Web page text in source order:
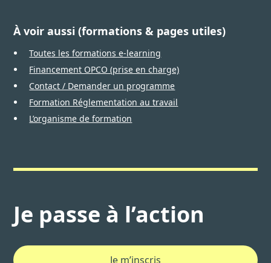
À voir aussi (formations & pages utiles)
Toutes les formations e-learning
Financement OPCO (prise en charge)
Contact / Demander un programme
Formation Réglementation au travail
L’organisme de formation
Je passe à l’action
Je m’inscris